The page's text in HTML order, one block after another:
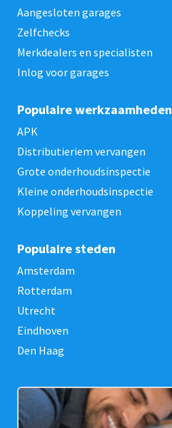
Aangesloten garages
Zelfchecks
Merkdealers en specialisten
Inlog voor garages
Populaire werkzaamheden
APK
Distributieriem vervangen
Grote onderhoudsinspectie
Kleine onderhoudsinspectie
Koppeling vervangen
Populaire steden
Amsterdam
Rotterdam
Utrecht
Eindhoven
Den Haag